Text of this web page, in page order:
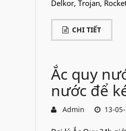
Delkor, Trojan,
CHI TIẾT
Ắc quy
nước để
Admin 13-